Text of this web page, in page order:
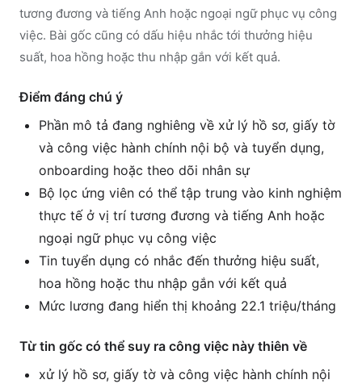
tương đương và tiếng Anh hoặc ngoại ngữ phục vụ công
việc. Bài gốc cũng có dấu hiệu nhắc tới thưởng hiệu
suất, hoa hồng hoặc thu nhập gắn với kết quả.
Điểm đáng chú ý
Phần mô tả đang nghiêng về xử lý hồ sơ, giấy tờ
và công việc hành chính nội bộ và tuyển dụng,
onboarding hoặc theo dõi nhân sự
Bộ lọc ứng viên có thể tập trung vào kinh nghiệm
thực tế ở vị trí tương đương và tiếng Anh hoặc
ngoại ngữ phục vụ công việc
Tin tuyển dụng có nhắc đến thưởng hiệu suất,
hoa hồng hoặc thu nhập gắn với kết quả
Mức lương đang hiển thị khoảng 22.1 triệu/tháng
Từ tin gốc có thể suy ra công việc này thiên về
xử lý hồ sơ, giấy tờ và công việc hành chính nội